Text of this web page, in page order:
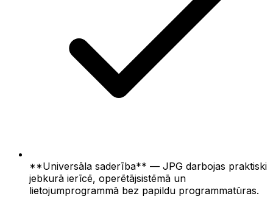
**Universāla saderība** — JPG darbojas praktiski
jebkurā ierīcē, operētājsistēmā un
lietojumprogrammā bez papildu programmatūras.